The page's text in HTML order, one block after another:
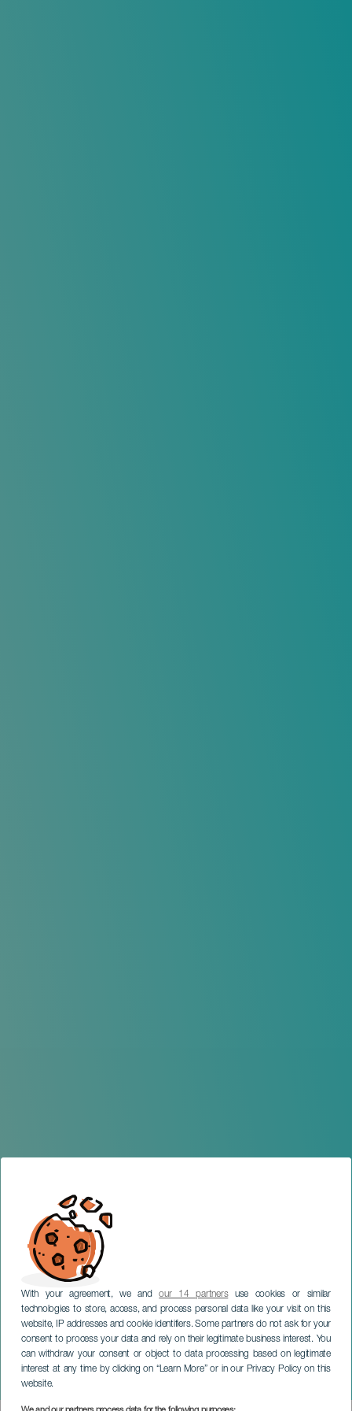
With your agreement, we andour 14 partnersuse cookies or similar
technologies to store, access, and process personal data like your visit on this
website, IP addresses and cookie identifiers. Some partners do not ask for your
consent to process your data and rely on their legitimate business interest. You
can withdraw your consent or object to data processing based on legitimate
interest at any time by clicking on “Learn More” or in our Privacy Policy on this
website.
Perinké Big Band &
Adédèjì - Festival
Internacional Canarias
Jazz y Más
GRAN CANARIA